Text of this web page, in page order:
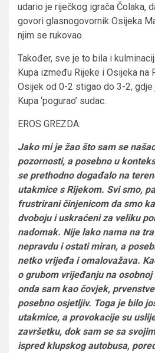
udario je riječkog igrača Čolaka,
govori glasnogovornik Osijeka
njim se rukovao.
Također, sve je to bila i
Kupa između Rijeke i Osijeka na
Osijek od 0-2 stigao do 3-2, gdje
Kupa ‘pogurao’ sudac.
EROS GREZDA:
Jako mi je žao što sam se
pozornosti, a posebno u
se prethodno događalo na
utakmice s Rijekom. Svi smo,
frustrirani činjenicom da smo
dvoboju i uskraćeni za veliku
nadomak. Nije lako nama na
nepravdu i ostati miran, a
netko vrijeđa i omalovažava.
o grubom vrijeđanju na
onda sam kao čovjek,
posebno osjetljiv. Toga je bilo
utakmice, a provokacije su
završetku, dok sam se sa
ispred klupskog autobusa,